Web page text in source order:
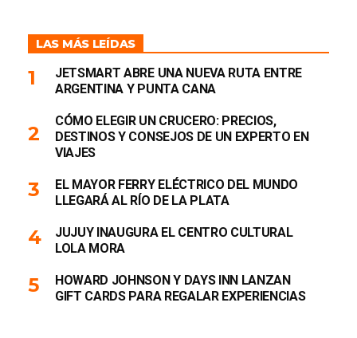
LAS MÁS LEÍDAS
JETSMART ABRE UNA NUEVA RUTA ENTRE
ARGENTINA Y PUNTA CANA
CÓMO ELEGIR UN CRUCERO: PRECIOS,
DESTINOS Y CONSEJOS DE UN EXPERTO EN
VIAJES
EL MAYOR FERRY ELÉCTRICO DEL MUNDO
LLEGARÁ AL RÍO DE LA PLATA
JUJUY INAUGURA EL CENTRO CULTURAL
LOLA MORA
HOWARD JOHNSON Y DAYS INN LANZAN
GIFT CARDS PARA REGALAR EXPERIENCIAS